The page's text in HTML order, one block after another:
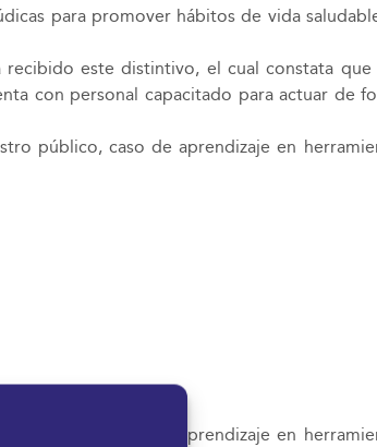
para promover hábitos de vida
este distintivo, el cual constata
con personal capacitado para actuar de
público, caso de aprendizaje en
público, caso de aprendizaje en